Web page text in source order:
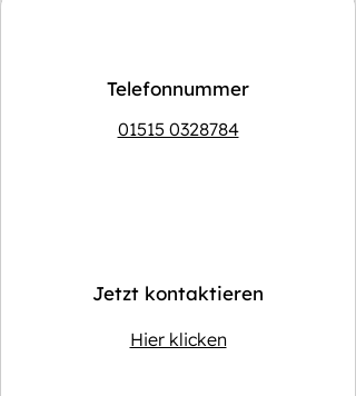
Telefonnummer
01515 0328784
Jetzt kontaktieren
Hier klicken